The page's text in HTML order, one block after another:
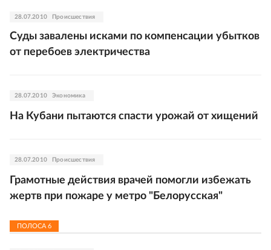
28.07.2010 Происшествия
Суды завалены исками по компенсации убытков
от перебоев электричества
28.07.2010 Экономика
На Кубани пытаются спасти урожай от хищений
28.07.2010 Происшествия
Грамотные действия врачей помогли избежать
жертв при пожаре у метро "Белорусская"
ПОЛОСА 6